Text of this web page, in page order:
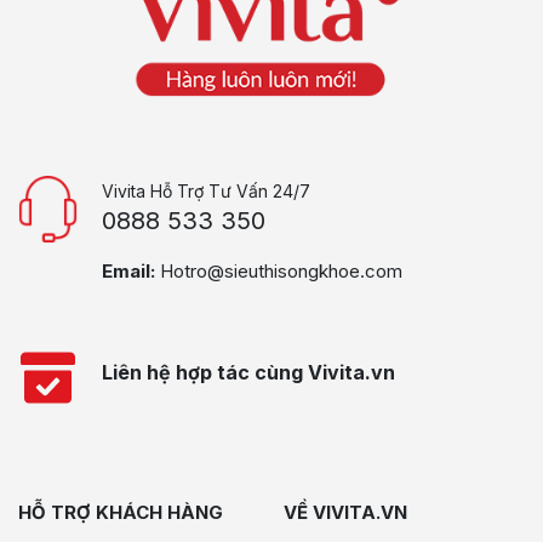
Vivita Hỗ Trợ Tư Vấn 24/7
0888 533 350
Email: Hotro@sieuthisongkhoe.com
Liên hệ hợp tác cùng Vivita.vn
HỖ TRỢ KHÁCH HÀNG VỀ VIVITA.VN